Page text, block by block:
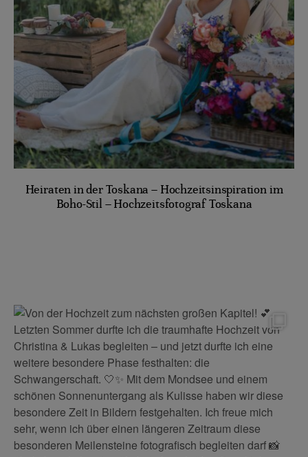
Heiraten in der Toskana – Hochzeitsinspiration im
Boho-Stil – Hochzeitsfotograf Toskana